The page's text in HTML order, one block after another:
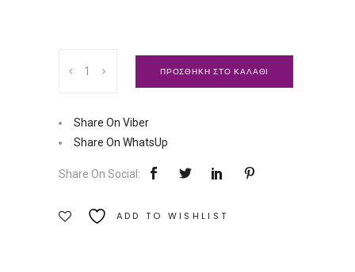
Τελειοποίηση
Ανθρώπου
Δίον
ΠΡΟΣΘΗΚΗ ΣΤΟ ΚΑΛΑΘΙ
Share On Viber
Share On WhatsUp
Share On Social:
ADD TO WISHLIST